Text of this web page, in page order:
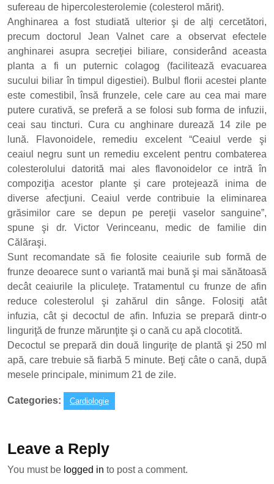
sufereau de hipercolesterolemie (colesterol mărit).
Anghinarea a fost studiată ulterior şi de alţi cercetători,
precum doctorul Jean Valnet care a observat efectele
anghinarei asupra secreţiei biliare, considerând aceasta
planta a fi un puternic colagog (facilitează evacuarea
sucului biliar în timpul digestiei). Bulbul florii acestei plante
este comestibil, însă frunzele, cele care au cea mai mare
putere curativă, se preferă a se folosi sub forma de infuzii,
ceai sau tincturi. Cura cu anghinare durează 14 zile pe
lună. Flavonoidele, remediu excelent “Ceaiul verde şi
ceaiul negru sunt un remediu excelent pentru combaterea
colesterolului datorită mai ales flavonoidelor ce intră în
compoziţia acestor plante şi care protejează inima de
diverse afecţiuni. Ceaiul verde contribuie la eliminarea
grăsimilor care se depun pe pereţii vaselor sanguine”,
spune şi dr. Victor Verinceanu, medic de familie din
Călăraşi.
Sunt recomandate să fie folosite ceaiurile sub formă de
frunze deoarece sunt o variantă mai bună şi mai sănătoasă
decât ceaiurile la pliculeţe. Tratamentul cu frunze de afin
reduce colesterolul şi zahărul din sânge. Folosiţi atât
infuzia, cât şi decoctul de afin. Infuzia se prepară dintr-o
linguriţă de frunze mărunţite şi o cană cu apă clocotită.
Decoctul se prepară din două linguriţe de plantă şi 250 ml
apă, care trebuie să fiarbă 5 minute. Beţi câte o cană, după
mesele principale, minimum 21 de zile.
Categories: Cardiologie
Leave a Reply
You must be logged in to post a comment.